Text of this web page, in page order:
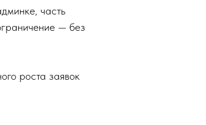
часть
— без
роста заявок